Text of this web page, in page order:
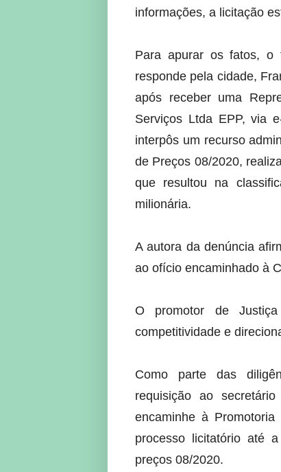
informações, a licitação
Para apurar os fatos, o
responde pela cidade,
após receber uma
Serviços Ltda EPP, via
interpôs um recurso
de Preços 08/2020,
que resultou na
milionária.
A autora da denúncia
ao ofício encaminhado à
O promotor de
competitividade e
Como parte das
requisição ao
encaminhe à
processo licitatório até
preços 08/2020.